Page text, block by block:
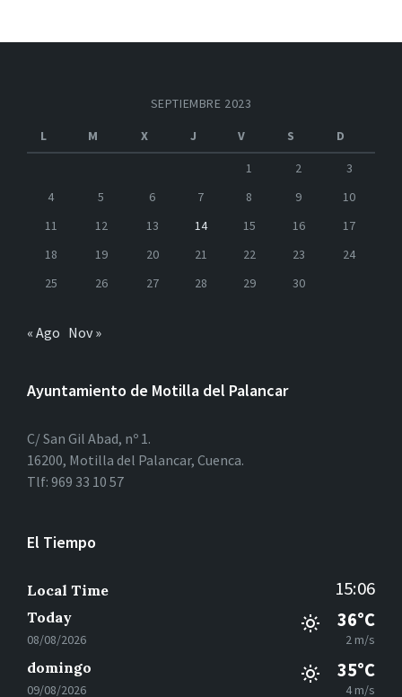
SEPTIEMBRE 2023
L
M X J V S
D
1
2
3
4
5 6 7 8 9
10
11
12 13 14 15 16
17
18
19 20 21 22 23
24
25
26 27 28 29 30
« Ago Nov »
Ayuntamiento de Motilla del Palancar
C/ San Gil Abad, nº 1.
16200, Motilla del Palancar, Cuenca.
Tlf: 969 33 10 57
El Tiempo
Local Time 15:06
Today
08/08/2026
36°C
2 m/s
domingo
09/08/2026
35°C
4 m/s